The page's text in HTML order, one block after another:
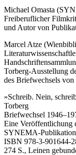
Michael Omasta
Freiberuflicher
und Autor von
Marcel Atze
Torberg-Ausstellung
des Briefwechsels
»Schreib. Nein,
Torberg
Briefwechsel
Eine Veröffentlichung
SYNEMA-
ISBN 978-3-901644-
274 S., Leinen